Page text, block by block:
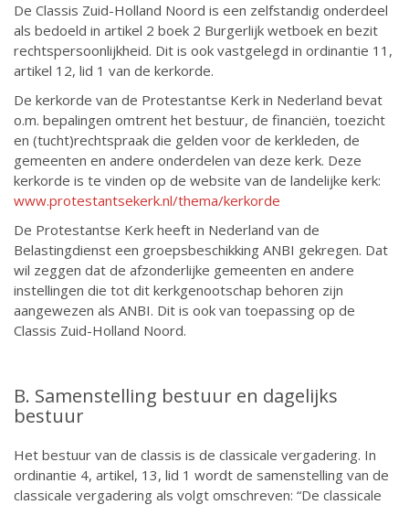
De Classis Zuid-Holland Noord is een zelfstandig onderdeel
als bedoeld in artikel 2 boek 2 Burgerlijk wetboek en bezit
rechtspersoonlijkheid. Dit is ook vastgelegd in ordinantie 11,
artikel 12, lid 1 van de kerkorde.
De kerkorde van de Protestantse Kerk in Nederland bevat
o.m. bepalingen omtrent het bestuur, de financiën, toezicht
en (tucht)rechtspraak die gelden voor de kerkleden, de
gemeenten en andere onderdelen van deze kerk. Deze
kerkorde is te vinden op de website van de landelijke kerk:
www.protestantsekerk.nl/thema/kerkorde
De Protestantse Kerk heeft in Nederland van de
Belastingdienst een groepsbeschikking ANBI gekregen. Dat
wil zeggen dat de afzonderlijke gemeenten en andere
instellingen die tot dit kerkgenootschap behoren zijn
aangewezen als ANBI. Dit is ook van toepassing op de
Classis Zuid-Holland Noord.
B. Samenstelling bestuur en dagelijks
bestuur
Het bestuur van de classis is de classicale vergadering. In
ordinantie 4, artikel, 13, lid 1 wordt de samenstelling van de
classicale vergadering als volgt omschreven: “De classicale